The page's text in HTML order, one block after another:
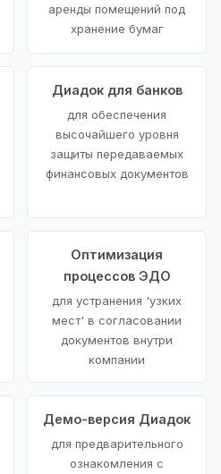
аренды помещений под
хранение бумаг
Диадок для банков
для обеспечения
высочайшего уровня
защиты передаваемых
финансовых документов
Оптимизация
процессов ЭДО
для устранения 'узких
мест' в согласовании
документов внутри
компании
Демо-версия Диадок
для предварительного
ознакомления с